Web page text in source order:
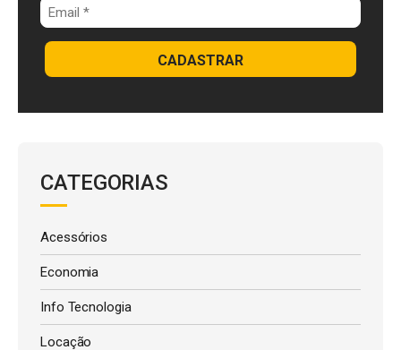
CADASTRAR
CATEGORIAS
Acessórios
Economia
Info Tecnologia
Locação